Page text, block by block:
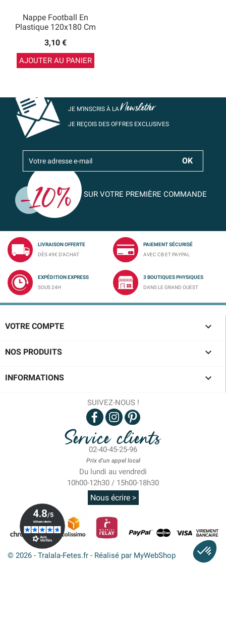
Nappe Football En
Plastique 120x180 Cm
3,10 €
AJOUTER AU PANIER
JE M’INSCRIS À LANewsletter
JE REÇOIS DES OFFRES EXCLUSIVES
SUR VOTRE PREMIÈRE COMMANDE
LIVRAISON OFFERTE
DÈS 49€ D'ACHAT
PAIEMENT SÉCURISÉ
AVEC CB ET PAYPAL
EXPÉDITION EXPRESS
SOUS 24H
3 BOUTIQUES PHYSIQUES
DANS LE GRAND OUEST
VOTRE COMPTE 
NOS PRODUITS 
INFORMATIONS 
SUIVEZ-NOUS !
Service clients
02-40-45-25-96
Prix d'un appel local
Du lundi au vendredi
10h00-12h30 / 15h00-18h30
Nous écrire >
© 2026 - Tralala-Fetes.fr - Réalisé par MyWebShop